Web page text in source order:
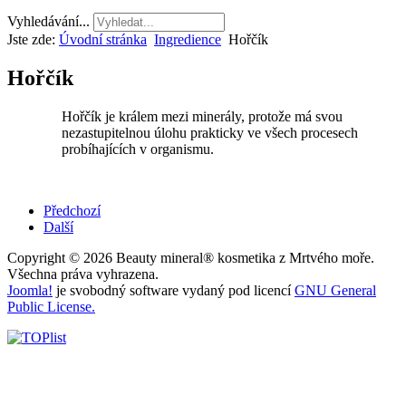
Vyhledávání...
Jste zde: Úvodní stránka Ingredience Hořčík
Hořčík
Hořčík je králem mezi minerály, protože má svou
nezastupitelnou úlohu prakticky ve všech procesech
probíhajících v organismu.
Předchozí
Další
Copyright © 2026 Beauty mineral® kosmetika z Mrtvého moře.
Všechna práva vyhrazena.
Joomla! je svobodný software vydaný pod licencíGNU General
Public License.